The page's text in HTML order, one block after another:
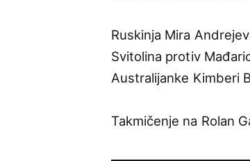
Ruskinja Mira
Svitolina protiv
Australijanke Kimberi
Takmičenje na Rolan